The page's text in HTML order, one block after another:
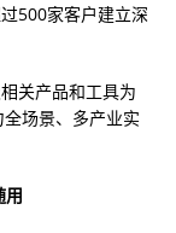
500家客户建立深
关产品和工具为
场景、多产业实
用